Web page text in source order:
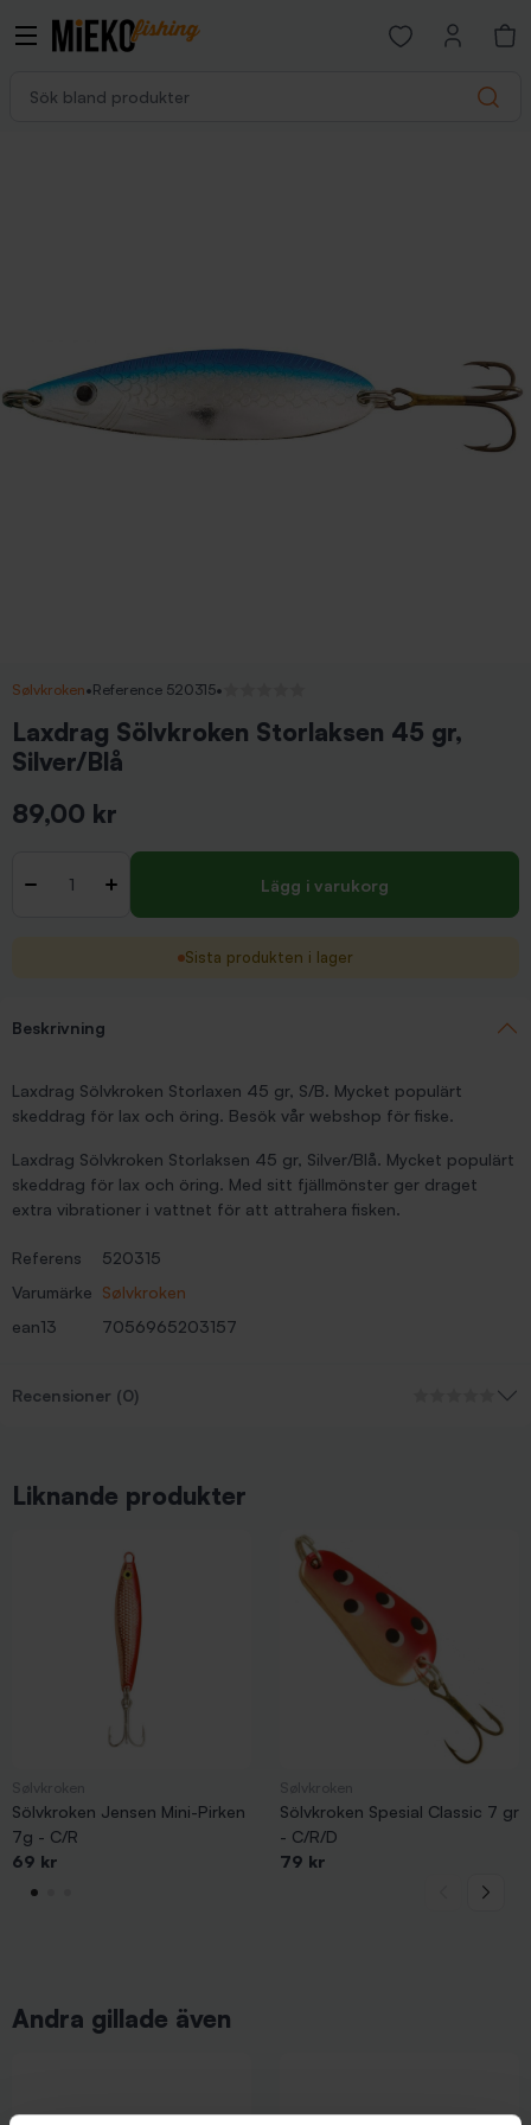
Search
Open favorites
Sølvkroken•Reference 520315•
Laxdrag Sölvkroken Storlaksen 45 gr,
Silver/Blå
89,00 kr
- + Lägg i varukorg
Sista produkten i lager
Beskrivning
Laxdrag Sölvkroken Storlaxen 45 gr, S/B. Mycket populärt
skeddrag för lax och öring. Besök vår webshop för fiske.
Laxdrag Sölvkroken Storlaksen 45 gr, Silver/Blå. Mycket populärt
skeddrag för lax och öring. Med sitt fjällmönster ger draget
extra vibrationer i vattnet för att attrahera fisken.
Referens
520315
Varumärke Sølvkroken
ean13
7056965203157
Recensioner (0)
Liknande produkter
Sölvkroken Jensen Mini-Pirken
7g - C/R
69 kr
Sölvkroken Spesial Classic 7 gr
- C/R/D
79 kr
Andra gillade även